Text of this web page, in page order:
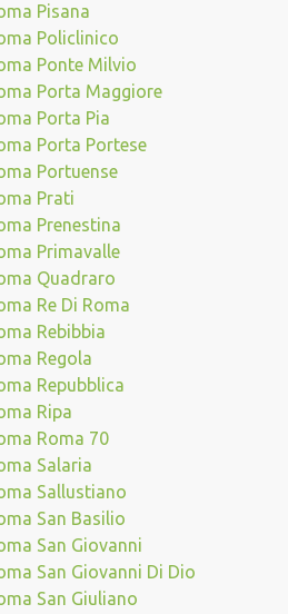
Pisana
Policlinico
Ponte Milvio
Porta Maggiore
Porta Pia
Porta Portese
Portuense
Prati
Prenestina
Primavalle
Quadraro
Re Di Roma
Rebibbia
Regola
Repubblica
Ripa
Roma 70
Salaria
Sallustiano
San Basilio
San Giovanni
San Giovanni Di Dio
San Giuliano